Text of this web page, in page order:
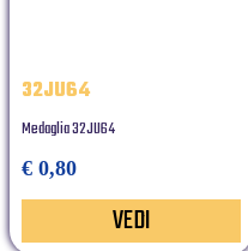
32JU64
Medaglia 32JU64
€ 0,80
VEDI